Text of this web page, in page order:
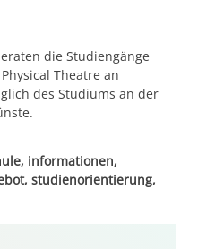
die Studiengänge
Theatre an
des Studiums an der
informationen,
studienorientierung,